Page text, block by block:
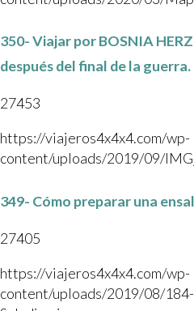
350- Viajar por BOSNIA
después del final de la guerra.
27453
https://viajeros4x4x4.com/wp-
content/uploads/2019/09/
349- Cómo preparar una
27405
https://viajeros4x4x4.com/wp-
content/uploads/2019/08/